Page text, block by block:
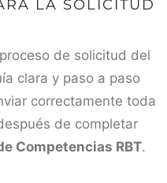
LA SOLICITUD
de solicitud del
clara y paso a paso
correctamente toda
de completar
Competencias RBT.